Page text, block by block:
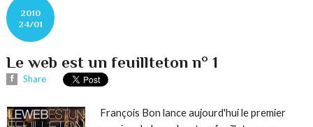
2010
24/01
Le web est un feuillteton n° 1
Share
François Bon lance aujourd'hui le premier